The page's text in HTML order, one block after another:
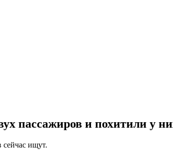
пассажиров и похитили у
сейчас ищут.